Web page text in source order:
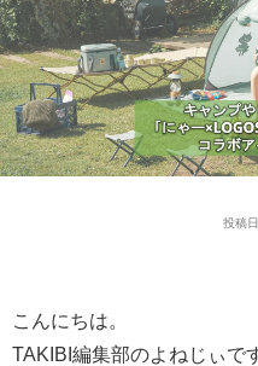
投稿
こんにちは。
TAKIBI編集部のよねじぃで